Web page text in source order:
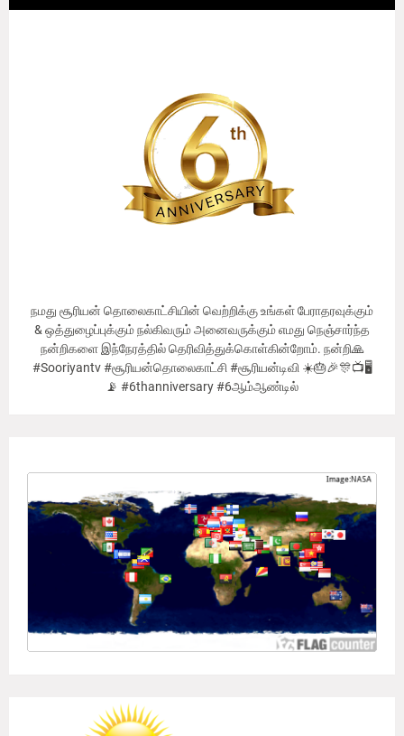
நமது சூரியன் தொலைகாட்சியின் வெற்றிக்கு உங்கள் பேராதரவுக்கும்
& ஒத்துழைப்புக்கும் நல்கிவரும் அனைவருக்கும் எமது நெஞ்சார்ந்த
நன்றிகளை இந்நேரத்தில் தெரிவித்துக்கொள்கின்றோம். நன்றி🙏
#Sooriyantv #சூரியன்தொலைகாட்சி #சூரியன்டிவி ☀️🎂🎉🎊📺🖥
📡 #6thanniversary #6ஆம்ஆண்டில்